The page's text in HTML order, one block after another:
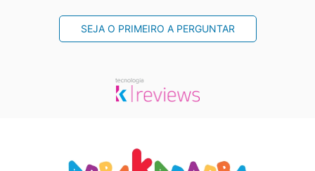
SEJA O PRIMEIRO A PERGUNTAR